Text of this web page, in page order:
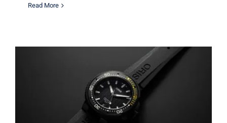
Read More
Montre de plongée Oris Aquis : 7
raisons de la choisir
Oris Oris